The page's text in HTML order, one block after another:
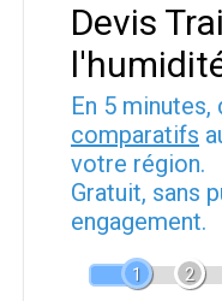
Devis
En 5 minutes,
comparatifs
votre région.
Gratuit, sans
engagement.
1 2